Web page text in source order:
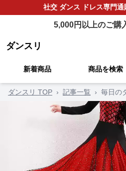
社交 ダンス ドレス専門通
5,000円以上のご購
ダンスリ
新着商品 商品を検索
ダンスリ TOP › 記事一覧 › 毎日の